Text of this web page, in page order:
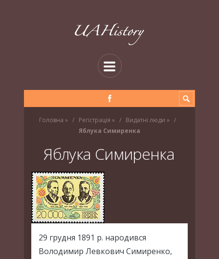
Головна » Регістрація » Видатні люди »
Яблука Симиренка
Яблука Симиренка
29 грудня 1891 р. народився
Володимир Левкович Симиренко,